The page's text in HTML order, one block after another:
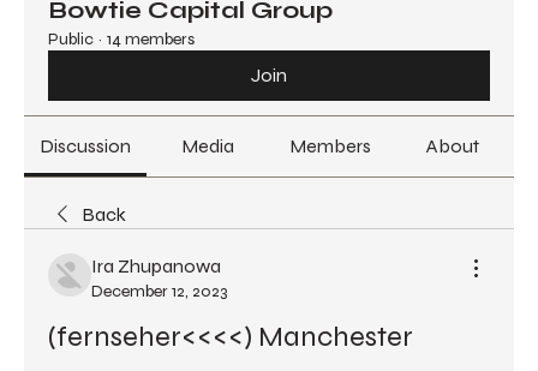
Bowtie Capital Group
Public · 14 members
Join
Discussion Media Members About
Back
Ira Zhupanowa
December 12, 2023
(fernseher<<<<) Manchester